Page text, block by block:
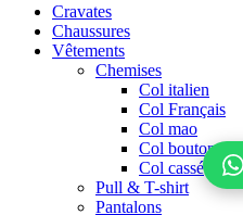
Cravates
Chaussures
Vêtements
Chemises
Col italien
Col Français
Col mao
Col boutonné
Col cassé
Pull & T-shirt
Pantalons